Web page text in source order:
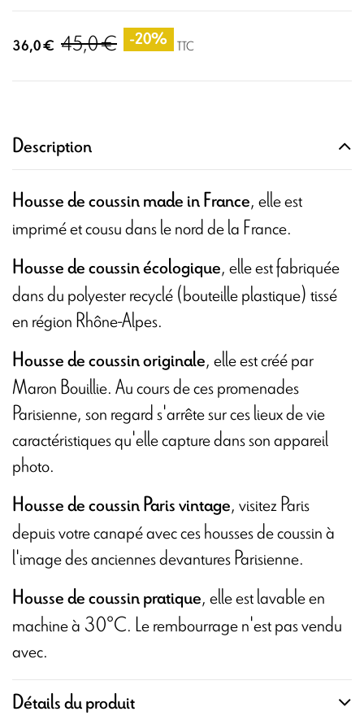
36,0 € 45,0 € -20% TTC
Description
Housse de coussin made in France, elle est
imprimé et cousu dans le nord de la France.
Housse de coussin écologique, elle est fabriquée
dans du polyester recyclé (bouteille plastique) tissé
en région Rhône-Alpes.
Housse de coussin originale, elle est créé par
Maron Bouillie. Au cours de ces promenades
Parisienne, son regard s'arrête sur ces lieux de vie
caractéristiques qu'elle capture dans son appareil
photo.
Housse de coussin Paris vintage, visitez Paris
depuis votre canapé avec ces housses de coussin à
l'image des anciennes devantures Parisienne.
Housse de coussin pratique, elle est lavable en
machine à 30°C. Le rembourrage n'est pas vendu
avec.
Détails du produit